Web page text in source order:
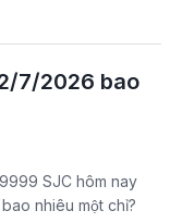
7/2026 bao
SJC hôm nay
nhiêu một chỉ?